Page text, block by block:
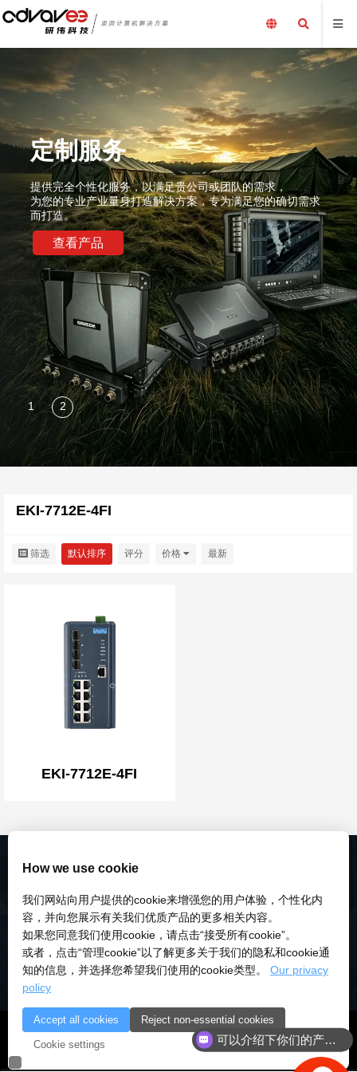
定制服务
提供完全个性化服务，以满足贵公司或团队的需求，
为您的专业产业量身打造解决方案，专为满足您的确切需求
而打造。
查看产品
EKI-7712E-4FI
筛选 默认排序 评分 价格 最新
EKI-7712E-4FI
© 2018-2026 深圳市研伟科技有限公司 版权所有 |粤ICP备
18028922号-3
粤公安备：10000
How we use cookie
我们网站向用户提供的cookie来增强您的用户体验，个性化内
容，并向您展示有关我们优质产品的更多相关内容。
如果您同意我们使用cookie，请点击“接受所有cookie”。
或者，点击“管理cookie”以了解更多关于我们的隐私和cookie通
知的信息，并选择您希望我们使用的cookie类型。 Our privacy
policy
Accept all cookies Reject non-essential cookies
Cookie settings 可以介绍下你们的产品么